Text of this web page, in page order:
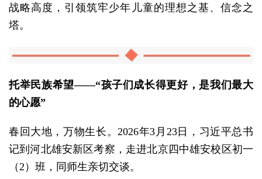
战略高度，引领筑牢少年儿童的理想之基、信念之
塔。
托举民族希望——“孩子们成长得更好，是我们最大
的心愿”
春回大地，万物生长。2026年3月23日，习近平总书
记到河北雄安新区考察，走进北京四中雄安校区初一
（2）班，同师生亲切交谈。